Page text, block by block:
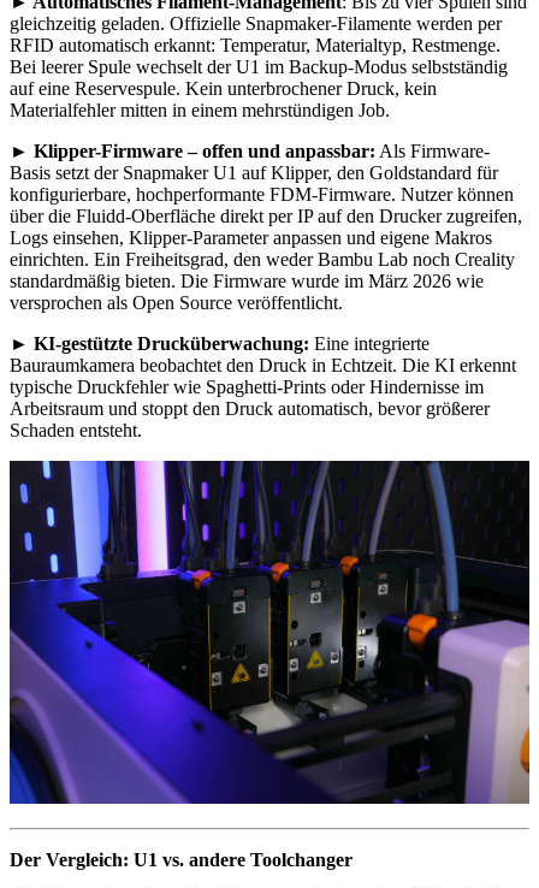
gleichzeitig geladen. Offizielle Snapmaker-Filamente werden per
RFID automatisch erkannt: Temperatur, Materialtyp, Restmenge.
Bei leerer Spule wechselt der U1 im Backup-Modus selbstständig
auf eine Reservespule. Kein unterbrochener Druck, kein
Materialfehler mitten in einem mehrstündigen Job.
► Klipper-Firmware – offen und anpassbar: Als Firmware-
Basis setzt der Snapmaker U1 auf Klipper, den Goldstandard für
konfigurierbare, hochperformante FDM-Firmware. Nutzer können
über die Fluidd-Oberfläche direkt per IP auf den Drucker zugreifen,
Logs einsehen, Klipper-Parameter anpassen und eigene Makros
einrichten. Ein Freiheitsgrad, den weder Bambu Lab noch Creality
standardmäßig bieten. Die Firmware wurde im März 2026 wie
versprochen als Open Source veröffentlicht.
► KI-gestützte Drucküberwachung: Eine integrierte
Bauraumkamera beobachtet den Druck in Echtzeit. Die KI erkennt
typische Druckfehler wie Spaghetti-Prints oder Hindernisse im
Arbeitsraum und stoppt den Druck automatisch, bevor größerer
Schaden entsteht.
Der Vergleich: U1 vs. andere Toolchanger